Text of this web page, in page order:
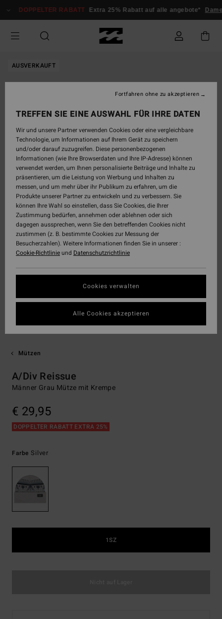
zur
springen
DOPPELTER RABATT Extra 25% Rabatt auf alle angebote*
AUSVERKAUFT
Mützen
A/Div Reissue
Männer Grau Mütze mit Krempe
€ 29,95
DOPPELTER RABATT EXTRA 25%
Farbe Silver
1SZ
TREFFEN SIE EINE AUSWAHL FÜR IHRE DATEN
Wir und unsere Partner verwenden Cookies oder eine vergleichbare
Technologie, um Informationen auf Ihrem Gerät zu speichern
und/oder darauf zuzugreifen. Diese personenbezogenen
Informationen (wie Ihre Browserdaten und Ihre IP-Adresse) können
verwendet werden, um Ihnen personalisierte Beiträge und Inhalte zu
präsentieren, um die Leistung von Werbung und Inhalten zu
messen, und um mehr über ihr Publikum zu erfahren, um die
Produkte unserer Partner zu entwickeln und zu verbessern. Sie
können Ihre Wahl so einstellen, dass Sie Cookies, die Ihrer
Zustimmung bedürfen, annehmen oder ablehnen oder sich
dagegen aussprechen, wenn Sie den betreffenden Cookies nicht
zustimmen (z. B. bestimmte Cookies zur Messung der
Besucherzahlen). Weitere Informationen finden Sie in unserer :
Cookie-Richtlinieund Datenschutzrichtlinie
Cookies verwalten
Fortfahren ohne zu akzeptieren
Alle Cookies akzeptieren